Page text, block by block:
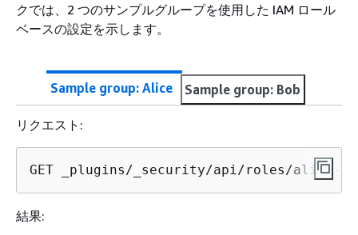
クでは、2 つのサンプルグループを使用した IAM ロール
ベースの設定を示します。
Sample group: Alice Sample group: Bob
リクエスト:
GET _plugins/_security/api/roles/alice-
結果: